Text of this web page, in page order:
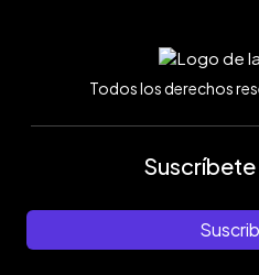
Todos los derechos
Suscríbete